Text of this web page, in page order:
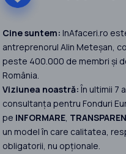
Cine suntem: InAfaceri.ro
antreprenorul Alin Meteșan,
peste 400.000 de membri și
România.
Viziunea noastră:În ultimii 7
consultanța pentru Fonduri
pe INFORMARE,
un model în care calitatea,
obligatorii, nu opționale.